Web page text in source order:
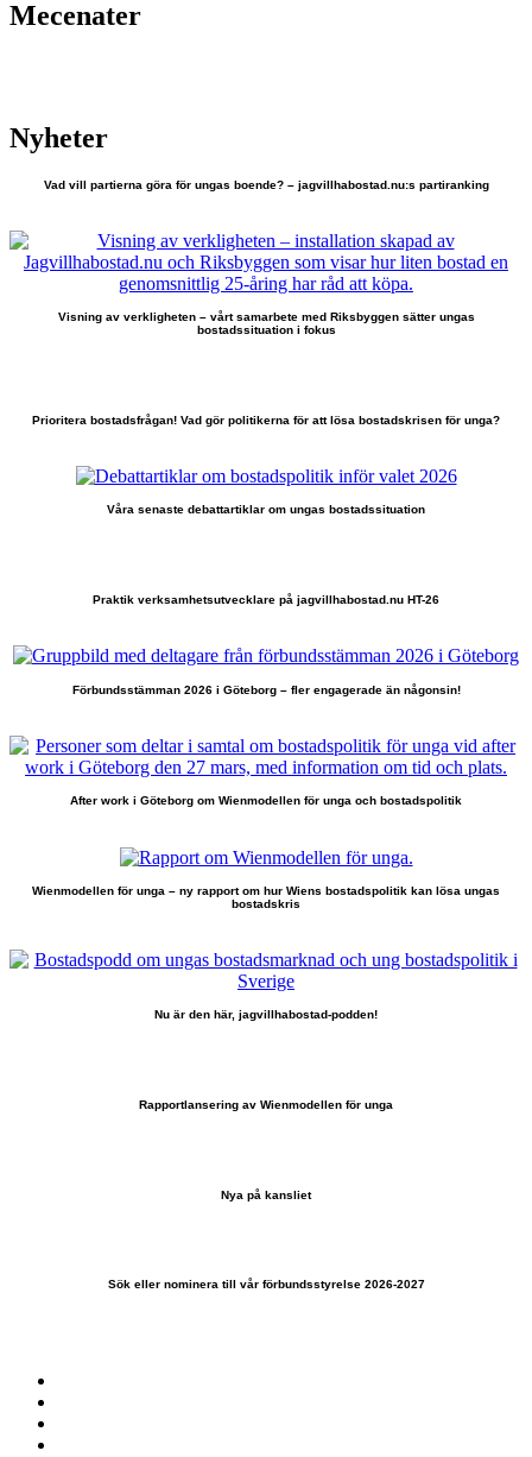
Mecenater
Nyheter
Vad vill partierna göra för ungas boende? – jagvillhabostad.nu:s partiranking
Visning av verkligheten – vårt samarbete med Riksbyggen sätter ungas
bostadssituation i fokus
Prioritera bostadsfrågan! Vad gör politikerna för att lösa bostadskrisen för unga?
Våra senaste debattartiklar om ungas bostadssituation
Praktik verksamhetsutvecklare på jagvillhabostad.nu HT-26
Förbundsstämman 2026 i Göteborg – fler engagerade än någonsin!
After work i Göteborg om Wienmodellen för unga och bostadspolitik
Wienmodellen för unga – ny rapport om hur Wiens bostadspolitik kan lösa ungas
bostadskris
Nu är den här, jagvillhabostad-podden!
Rapportlansering av Wienmodellen för unga
Nya på kansliet
Sök eller nominera till vår förbundsstyrelse 2026-2027